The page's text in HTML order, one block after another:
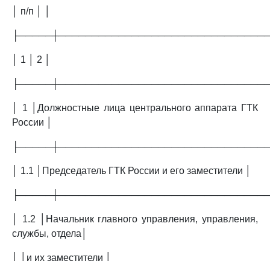
│ п/п │ │
│ 1 │ 2 │
│ 1 │Должностные лица центрального аппарата ГТК
России │
│ 1.1 │Председатель ГТК России и его заместители │
│ 1.2 │Начальник главного управления, управления,
службы, отдела│
│ │и их заместители │